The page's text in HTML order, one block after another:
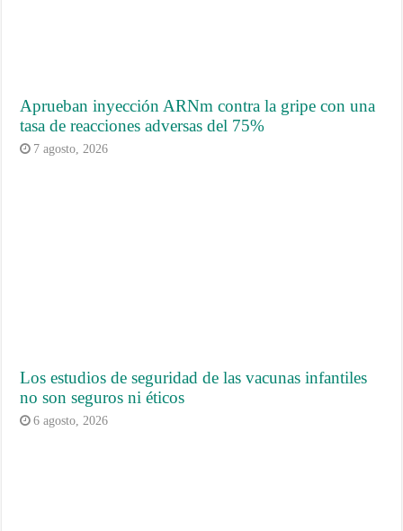
Aprueban inyección ARNm contra la gripe con una
tasa de reacciones adversas del 75%
7 agosto, 2026
Los estudios de seguridad de las vacunas infantiles
no son seguros ni éticos
6 agosto, 2026